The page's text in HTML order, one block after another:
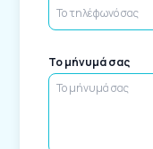
Το μήνυμά σας